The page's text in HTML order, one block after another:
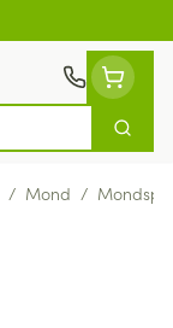
Zoek
/ Mond /